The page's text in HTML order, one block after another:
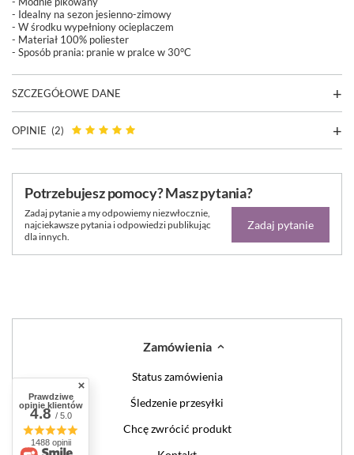
- Idealny na sezon jesienno-zimowy
- W środku wypełniony ocieplaczem
- Materiał 100% poliester
- Sposób prania: pranie w pralce w 30°C
SZCZEGÓŁOWE DANE
OPINIE (2)
Potrzebujesz pomocy? Masz pytania?
Zadaj pytanie a my odpowiemy niezwłocznie,
najciekawsze pytania i odpowiedzi publikując
dla innych.
Zadaj pytanie
Zamówienia
Status zamówienia
Śledzenie przesyłki
Chcę zwrócić produkt
Prawdziwe
opinie klientów
4.8/ 5.0
1488 opinii